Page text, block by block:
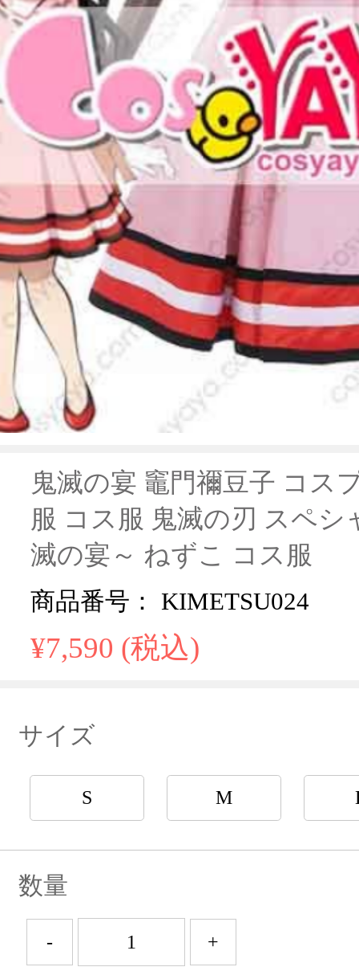
鬼滅の宴 竈門禰豆子 コス
服 コス服 鬼滅の刃 スペシ
滅の宴～ ねずこ コス服
商品番号： KIMETSU024
¥7,590 (税込)
サイズ
S M
数量
- +